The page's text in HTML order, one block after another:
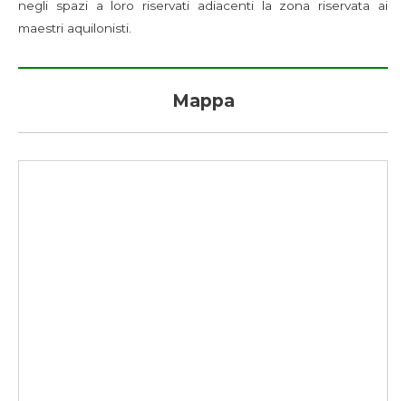
negli spazi a loro riservati adiacenti la zona riservata ai
maestri aquilonisti.
Mappa